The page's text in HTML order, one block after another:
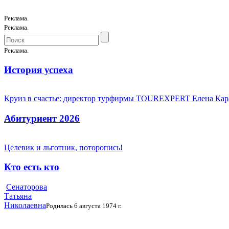
Реклама.
Реклама.
Реклама.
История успеха
Круиз в счастье: директор турфирмы TOUREXPERT Елена
Абитуриент 2026
Целевик и льготник, поторопись!
Кто есть кто
Сенаторова
Татьяна
НиколаевнаРодилась 6 августа 1974 г.